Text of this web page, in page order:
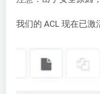
我们的 ACL 现在已